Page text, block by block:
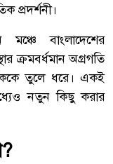
প্রদর্শনী।
বাংলাদেশের
ক্রমবর্ধমান অগ্রগতি
তুলে ধরে। একই
নতুন কিছু করার